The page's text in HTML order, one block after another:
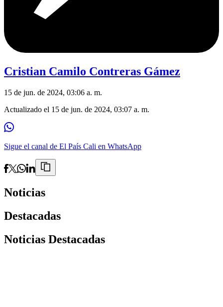
Cristian Camilo Contreras Gámez
15 de jun. de 2024, 03:06 a. m.
Actualizado el 15 de jun. de 2024, 03:07 a. m.
Sigue el canal de El País Cali en WhatsApp
Noticias
Destacadas
Noticias Destacadas